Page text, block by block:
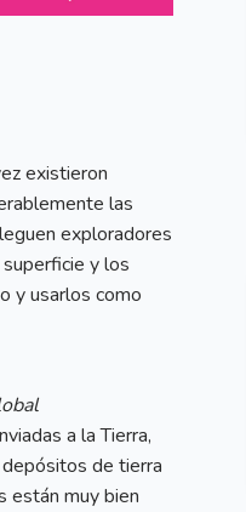
existieron
las
exploradores
y los
y usarlos como
a la Tierra,
de tierra
están muy bien